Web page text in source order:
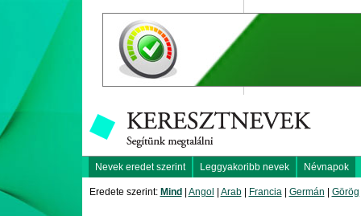
Nevek eredet szerint Leggyakoribb nevek Névnapok
Eredete szerint: Mind Angol Arab| Francia| Germán Görög